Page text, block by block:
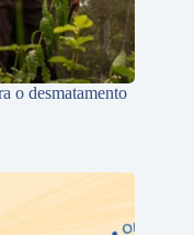
o desmatamento